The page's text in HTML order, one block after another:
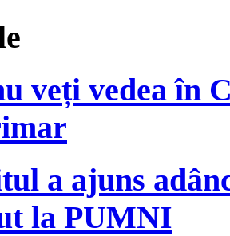
veți vedea în
a ajuns
la PUMNI